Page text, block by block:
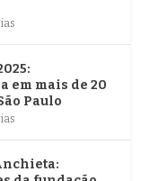
em mais de 20
Paulo